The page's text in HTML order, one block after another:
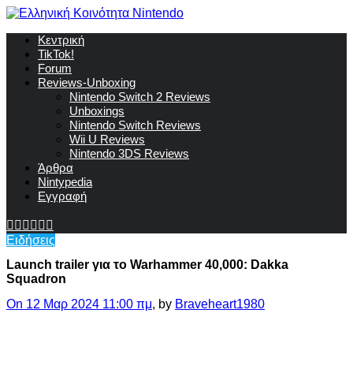
Κεντρική
TikTok!
Forum
Reviews-Unboxing
Nintendo Switch 2 Reviews
Unboxings
Nintendo Switch Reviews
Wii U Reviews
Nintendo 3DS Reviews
Άρθρα
Nintypedia
Εγγραφή
Ειδήσεις
Launch trailer για το Warhammer 40,000: Dakka
Squadron
On 12 Μαρ 2024 11:00 πμ, by Braveheart1980